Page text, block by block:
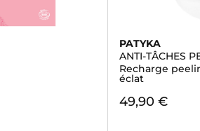
PATYKA
ANTI-TÂCHES
Recharge
éclat
49,90 €